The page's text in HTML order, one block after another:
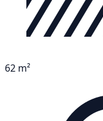
62 m²